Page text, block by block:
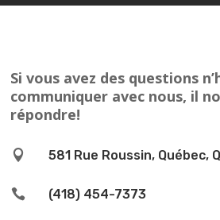
Si vous avez des questions
communiquer avec nous, il
répondre!
 581 Rue Roussin, Québec,
 (418) 454-7373